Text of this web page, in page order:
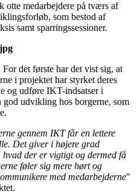
otte medarbejdere på tværs af
som bestod af
samt sparringssessioner.
det første har det vist sig, at
i projektet har styrket deres
og udføre IKT-indsatser i
god udvikling hos borgerne, som
gennem IKT får en lettere
Det giver i højere grad
der er vigtigt og dermed få
føler sig mere hørt og
med medarbejderne"